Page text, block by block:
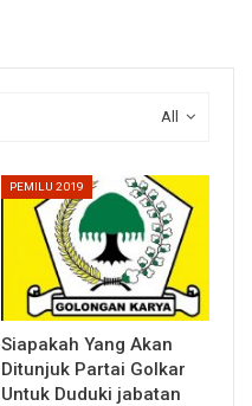
All
PEMILU 2019
Siapakah Yang Akan
Ditunjuk Partai Golkar
Untuk Duduki jabatan